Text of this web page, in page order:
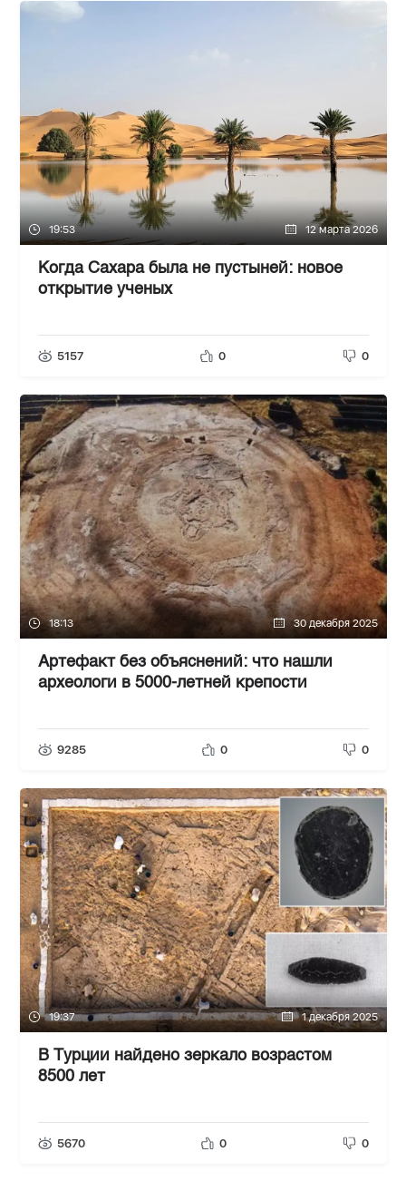
19:53 12 марта 2026
Когда Сахара была не пустыней: новое
открытие ученых
5157 0 0
18:13 30 декабря 2025
Артефакт без объяснений: что нашли
археологи в 5000-летней крепости
9285 0 0
19:37 1 декабря 2025
В Турции найдено зеркало возрастом
8500 лет
5670 0 0